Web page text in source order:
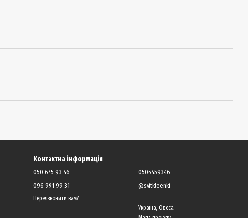
Контактна інформація
050 645 93 46
096 991 99 31
Передзвонити вам?
0506459346
@svitkleenki
Україна, Одеса